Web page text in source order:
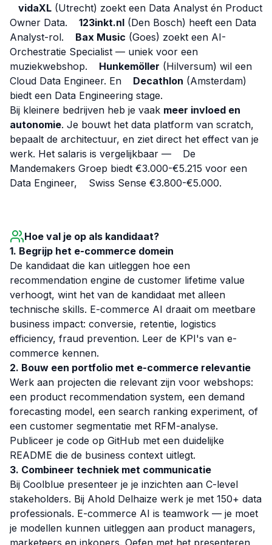
vidaXL (Utrecht) zoekt een Data Analyst én Product
Owner Data.
123inkt.nl (Den Bosch) heeft een Data
Analyst-rol.
Bax Music (Goes) zoekt een AI-
Orchestratie Specialist — uniek voor een
muziekwebshop.
Hunkemöller (Hilversum) wil een
Cloud Data Engineer. En
Decathlon (Amsterdam)
biedt een Data Engineering stage.
Bij kleinere bedrijven heb je vaak meer invloed en
autonomie. Je bouwt het data platform van scratch,
bepaalt de architectuur, en ziet direct het effect van je
werk. Het salaris is vergelijkbaar —
De
Mandemakers Groep biedt €3.000-€5.215 voor een
Data Engineer,
Swiss Sense €3.800-€5.000.
Hoe val je op als kandidaat?
1. Begrijp het e-commerce domein
De kandidaat die kan uitleggen hoe een
recommendation engine de customer lifetime value
verhoogt, wint het van de kandidaat met alleen
technische skills. E-commerce AI draait om meetbare
business impact: conversie, retentie, logistics
efficiency, fraud prevention. Leer de KPI's van e-
commerce kennen.
2. Bouw een portfolio met e-commerce relevantie
Werk aan projecten die relevant zijn voor webshops:
een product recommendation system, een demand
forecasting model, een search ranking experiment, of
een customer segmentatie met RFM-analyse.
Publiceer je code op GitHub met een duidelijke
README die de business context uitlegt.
3. Combineer techniek met communicatie
Bij Coolblue presenteer je je inzichten aan C-level
stakeholders. Bij Ahold Delhaize werk je met 150+ data
professionals. E-commerce AI is teamwork — je moet
je modellen kunnen uitleggen aan product managers,
marketeers en inkopers. Oefen met het presenteren